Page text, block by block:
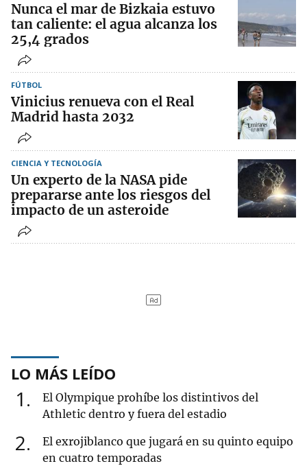
Nunca el mar de Bizkaia estuvo
tan caliente: el agua alcanza los
25,4 grados
FÚTBOL
Vinicius renueva con el Real
Madrid hasta 2032
CIENCIA Y TECNOLOGÍA
Un experto de la NASA pide
prepararse ante los riesgos del
impacto de un asteroide
LO MÁS LEÍDO
1
El Olympique prohíbe los distintivos del
Athletic dentro y fuera del estadio
2
El exrojiblanco que jugará en su quinto equipo
en cuatro temporadas